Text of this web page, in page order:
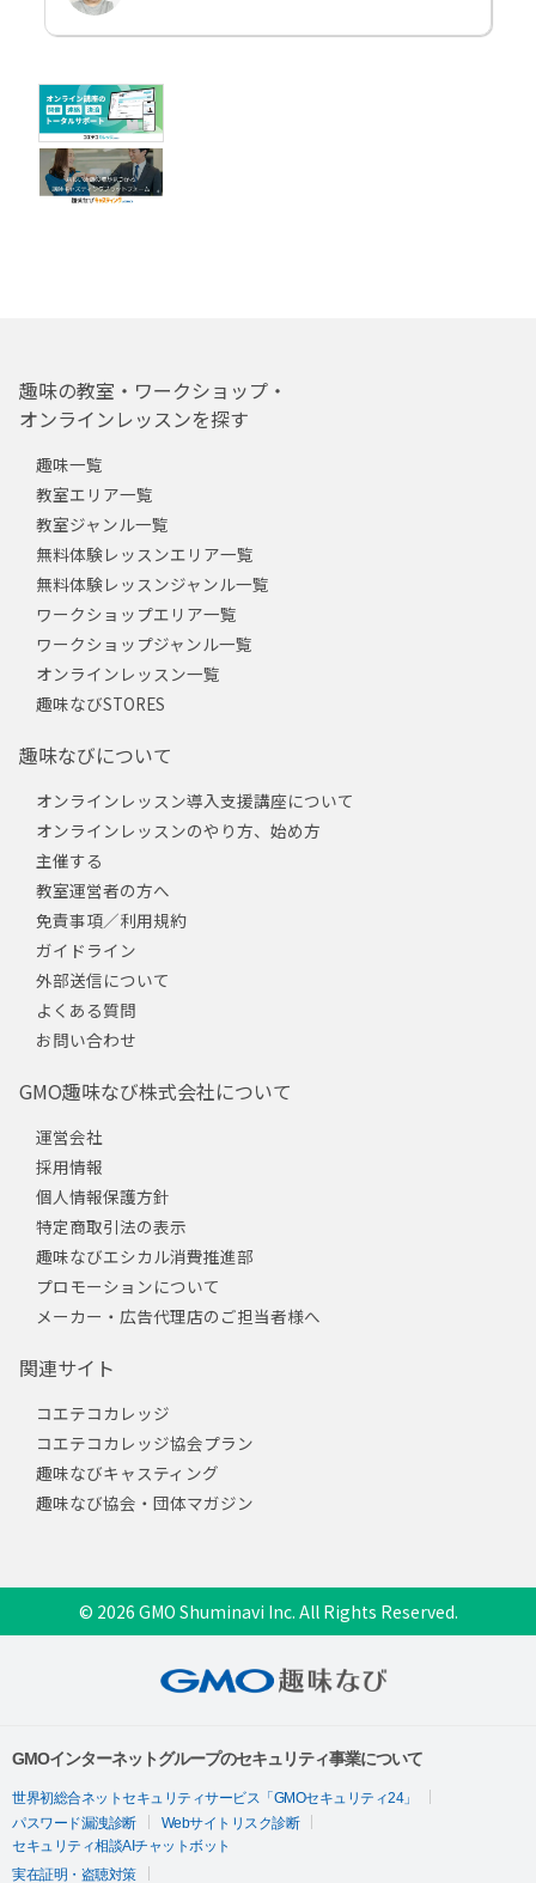
趣味の教室・ワークショップ・
オンラインレッスンを探す
趣味一覧
教室エリア一覧
教室ジャンル一覧
無料体験レッスンエリア一覧
無料体験レッスンジャンル一覧
ワークショップエリア一覧
ワークショップジャンル一覧
オンラインレッスン一覧
趣味なびSTORES
趣味なびについて
オンラインレッスン導入支援講座について
オンラインレッスンのやり方、始め方
主催する
教室運営者の方へ
免責事項／利用規約
ガイドライン
外部送信について
よくある質問
お問い合わせ
GMO趣味なび株式会社について
運営会社
採用情報
個人情報保護方針
特定商取引法の表示
趣味なびエシカル消費推進部
プロモーションについて
メーカー・広告代理店のご担当者様へ
関連サイト
コエテコカレッジ
コエテコカレッジ協会プラン
趣味なびキャスティング
趣味なび協会・団体マガジン
© 2026 GMO Shuminavi Inc. All Rights Reserved.